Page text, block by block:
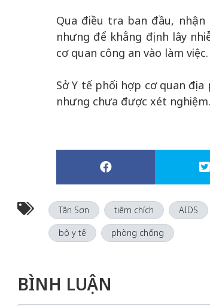
Qua điều tra ban đầu,
nhưng để khẳng định lây
cơ quan công an vào làm việc.
Sở Y tế phối hợp cơ quan
nhưng chưa được xét
Tân Sơn tiêm chích AIDS
bộ y tế
phòng chống
BÌNH LUẬN